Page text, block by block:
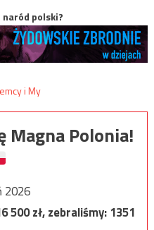
naród polski?
Magna Polonia!
2026
500zł, zebraliśmy:1351